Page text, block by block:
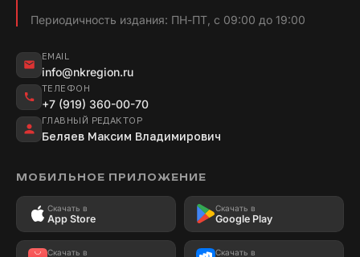
Периодичность издания: ПН-ПТ, с 09:00 до 19:00
EMAIL
info@nkregion.ru
ТЕЛЕФОН
+7 (919) 360-00-70
ГЛАВНЫЙ РЕДАКТОР
Беляев Максим Владимирович
МОБИЛЬНОЕ ПРИЛОЖЕНИЕ
Скачать в
App Store
Скачать в
Google Play
Скачать в Скачать в